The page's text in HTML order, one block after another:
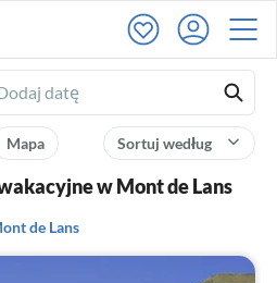
Sortuj według
Mapa
w Mont de Lans
de Lans